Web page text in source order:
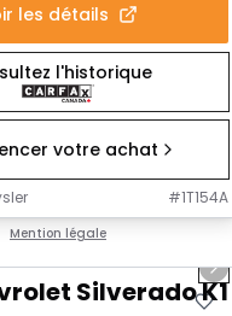
les détails
l'historique
votre achat
#1T154A
Mention légale
Silverado